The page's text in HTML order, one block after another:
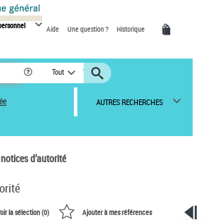
Aide Une question ? Historique
Tout
AUTRES RECHERCHES
d’autorité
la sélection (0) Ajouter à mes références